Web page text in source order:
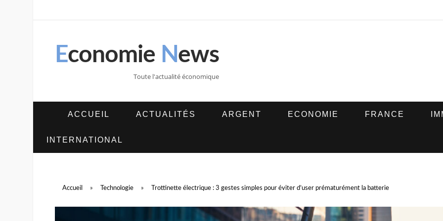
Economie News
Toute l'actualité économique
ACCUEIL ACTUALITÉS ARGENT ECONOMIE FRANCE
INTERNATIONAL
Accueil » Technologie » Trottinette électrique : 3 gestes simples pour éviter d’user prématurément la batterie